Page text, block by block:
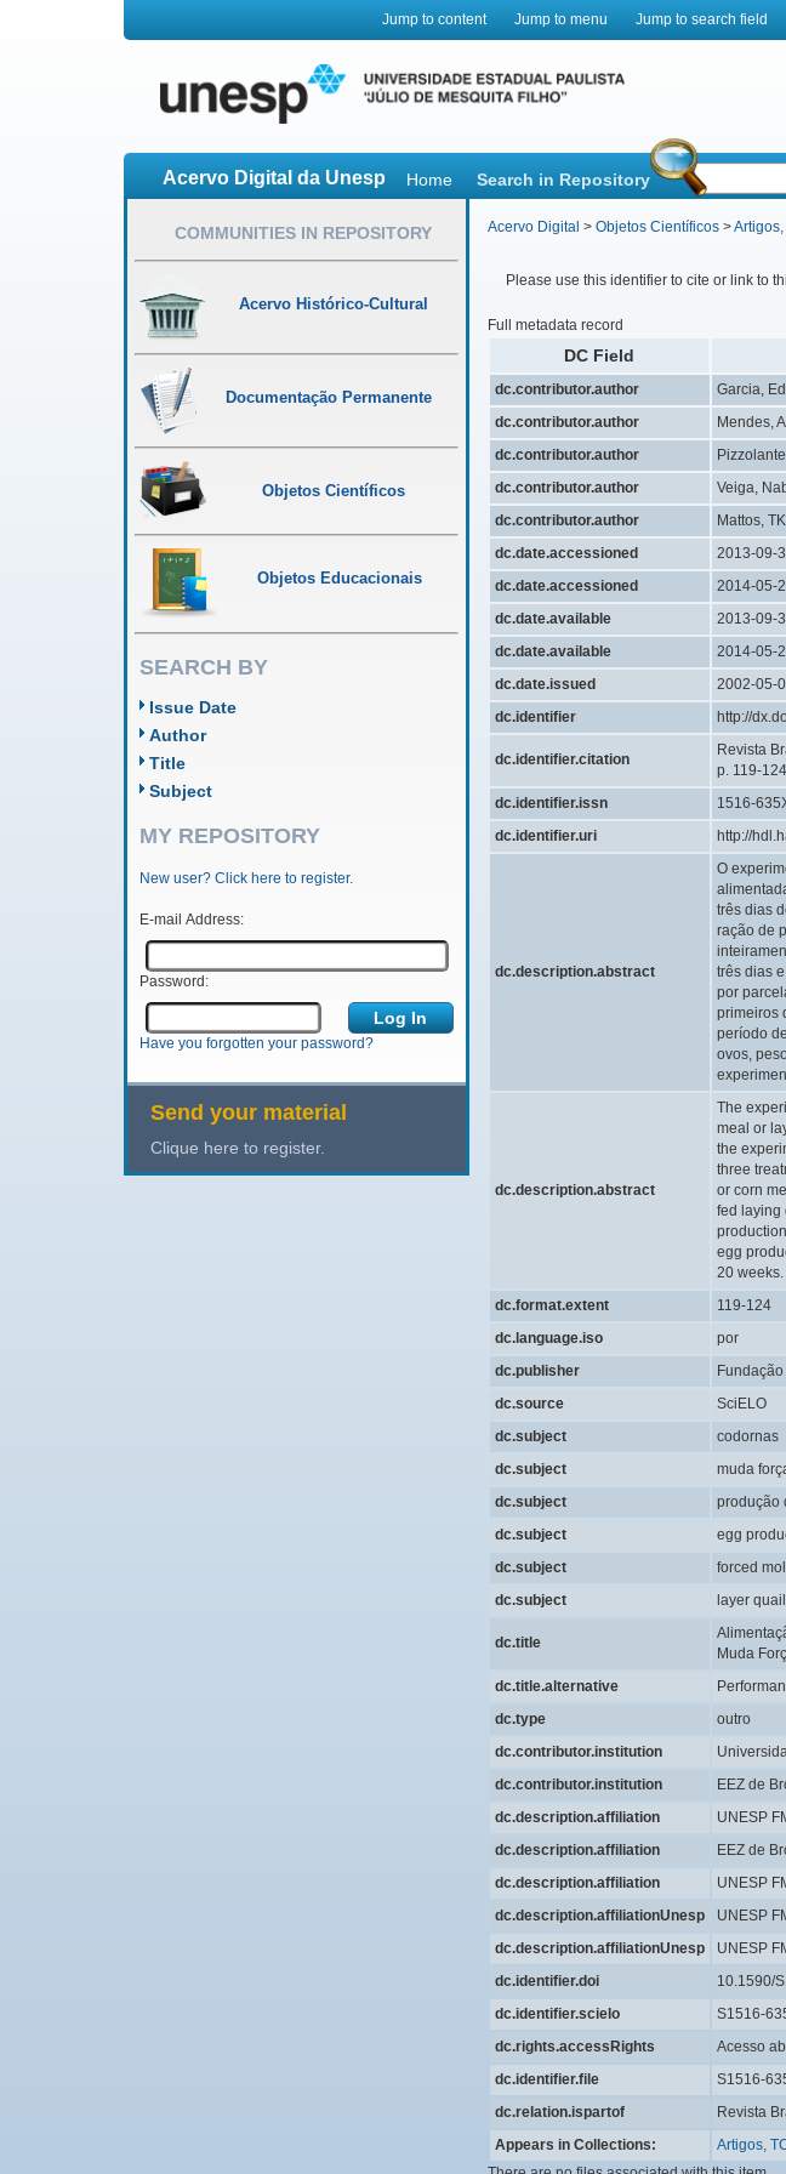
Jump to content Jump to menu Jump to search field
Acervo Digital da Unesp Home Search in Repository
COMMUNITIES IN REPOSITORY
Acervo Histórico-Cultural
Documentação Permanente
Objetos Científicos
Objetos Educacionais
SEARCH BY
Issue Date
Author
Title
Subject
MY REPOSITORY
New user? Click here to register.
E-mail Address:
Password:
Have you forgotten your password?
Send your material
Clique here to register.
Acervo Digital > Objetos Científicos >
Please use this identifier to cite or link to
Full metadata record
DC Field
dc.contributor.author Garcia,
dc.contributor.author
Mendes,
dc.contributor.author
dc.contributor.author
Veiga,
dc.contributor.author
Mattos, TK
dc.date.accessioned
2013-09-
dc.date.accessioned
2014-05-
dc.date.available
2013-09-
dc.date.available
2014-05-
dc.date.issued
2002-05-
dc.identifier
http://
dc.identifier.citation
Revista
p. 119-
dc.identifier.issn 1516-
dc.identifier.uri
http://
dc.description.abstract
O
três dias
ração de
três dias
por
primeiros
período
ovos,
dc.description.abstract
The
meal or
the
three
or corn
fed laying
egg
20 weeks.
dc.format.extent 119-124
dc.language.iso
por
dc.publisher
dc.source
SciELO
dc.subject
codornas
dc.subject
muda
dc.subject
produção
dc.subject
egg
dc.subject
forced
dc.subject
layer quail
dc.title
Muda
dc.title.alternative
dc.type
outro
dc.contributor.institution
dc.contributor.institution
EEZ de
dc.description.affiliation
UNESP
dc.description.affiliation
EEZ de
dc.description.affiliation
UNESP
dc.description.affiliationUnesp
UNESP
dc.description.affiliationUnesp
UNESP
dc.identifier.doi
10.1590/
dc.identifier.scielo
S1516-
dc.rights.accessRights
Acesso
dc.identifier.file
S1516-
dc.relation.ispartof
Revista
Appears in Collections:
Artigos,